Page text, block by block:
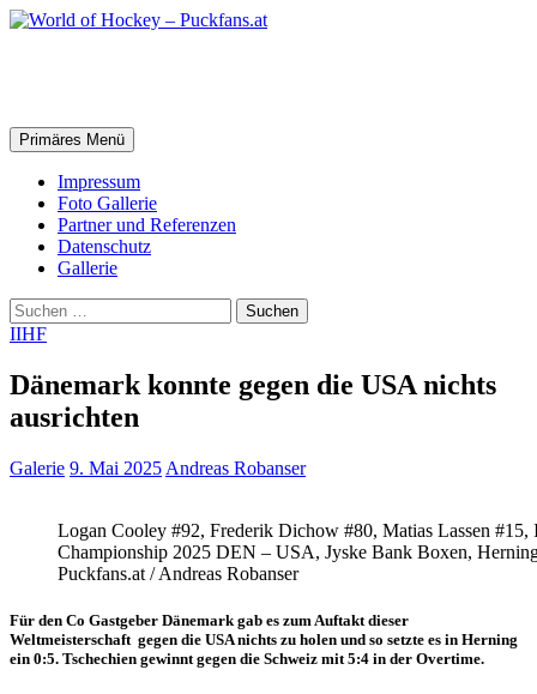
Zum
Suchen
Primäres Menü
Impressum
Foto Gallerie
Partner und Referenzen
Datenschutz
Gallerie
Suchen
nach:
IIHF
Dänemark konnte gegen die USA nichts
ausrichten
Galerie 9. Mai 2025 Andreas Robanser
Logan Cooley #92, Frederik Dichow #80, Matias Lassen
Championship 2025 DEN – USA, Jyske Bank Boxen,
Puckfans.at / Andreas Robanser
Für den Co Gastgeber Dänemark gab es zum Auftakt dieser
Weltmeisterschaft gegen die USA nichts zu holen und so setzte es in Herning
ein 0:5. Tschechien gewinnt gegen die Schweiz mit 5:4 in der Overtime.